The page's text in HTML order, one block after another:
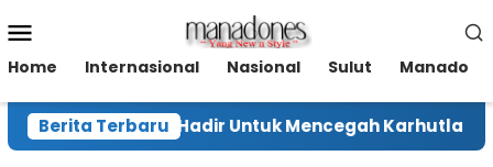
ke
kontenMobile
Home Internasional Nasional Sulut Manado
Berita Terbaru
Negara Hadir Untuk Mencegah Karhutla